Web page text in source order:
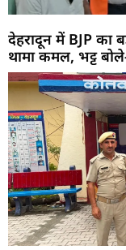
देहरादून में BJP का
थामा कमल, भट्ट